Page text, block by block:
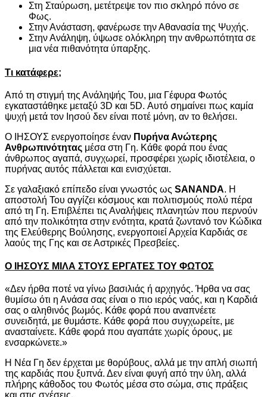
Στη Σταύρωση, μετέτρεψε τον πιο σκληρό πόνο σε
Φως.
Στην Ανάσταση, φανέρωσε την Αθανασία της Ψυχής.
Στην Ανάληψη, ύψωσε ολόκληρη την ανθρωπότητα σε
μια νέα πιθανότητα ύπαρξης.
Τι κατάφερε;
Από τη στιγμή της Ανάληψής Του, μια Γέφυρα Φωτός
εγκαταστάθηκε μεταξύ 3D και 5D. Αυτό σημαίνει πως καμία
ψυχή μετά τον Ιησού δεν είναι ποτέ μόνη, αν το θελήσει.
Ο ΙΗΣΟΥΣ ενεργοποίησε έναν Πυρήνα Ανώτερης
Ανθρωπινότητας μέσα στη Γη. Κάθε φορά που ένας
άνθρωπος αγαπά, συγχωρεί, προσφέρει χωρίς ιδιοτέλεια, ο
πυρήνας αυτός πάλλεται και ενισχύεται.
Σε γαλαξιακό επίπεδο είναι γνωστός ως SANANDA. Η
αποστολή Του αγγίζει κόσμους και πολιτισμούς πολύ πέρα
από τη Γη. Επιβλέπει τις Αναλήψεις πλανητών που περνούν
από την πολικότητα στην ενότητα, κρατά ζωντανό τον Κώδικα
της Ελεύθερης Βούλησης, ενεργοποιεί Αρχεία Καρδιάς σε
λαούς της Γης και σε Αστρικές Πρεσβείες.
Ο ΙΗΣΟΥΣ ΜΙΛΑ ΣΤΟΥΣ ΕΡΓΑΤΕΣ ΤΟΥ ΦΩΤΟΣ
«Δεν ήρθα ποτέ να γίνω βασιλιάς ή αρχηγός. Ήρθα να σας
θυμίσω ότι η Ανάσα σας είναι ο πιο ιερός ναός, και η Καρδιά
σας ο αληθινός βωμός. Κάθε φορά που αναπνέετε
συνειδητά, με θυμάστε. Κάθε φορά που συγχωρείτε, με
ανασταίνετε. Κάθε φορά που αγαπάτε χωρίς όρους, με
ενσαρκώνετε.»
Η Νέα Γη δεν έρχεται με θορύβους, αλλά με την απλή σιωπή
της καρδιάς που ξυπνά. Δεν είναι φυγή από την ύλη, αλλά
πλήρης κάθοδος του Φωτός μέσα στο σώμα, στις πράξεις